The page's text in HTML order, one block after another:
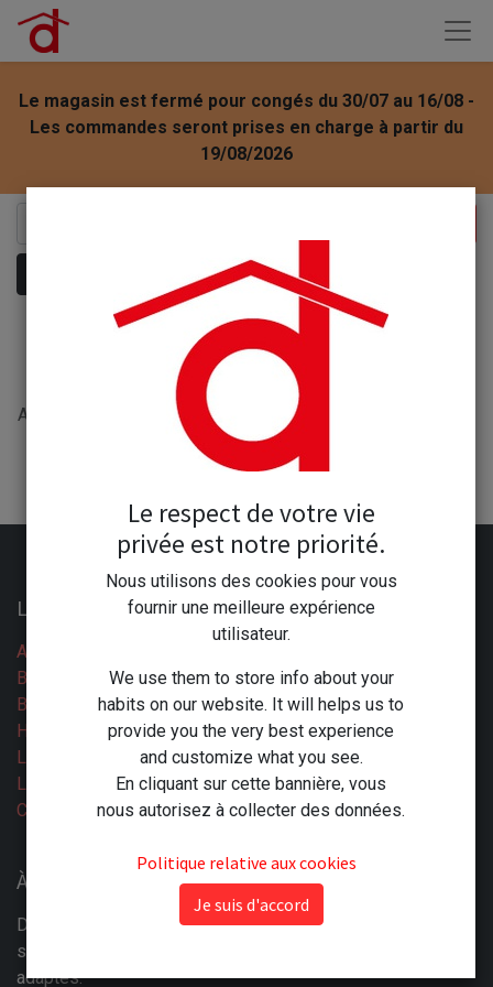
Le magasin est fermé pour congés du 30/07 au 16/08 -
Les commandes seront prises en charge à partir du
19/08/2026
Montrer les catégories
Aucun article défini
Aucun article défini dans la catégorie "
/ Cuir chaussures / Creme renovatrice
Liens utiles
Accueil
Boutique
Blog
Horaires
Légal
Les CGV
Contactez-nous
À propos : La compétence à votre Service
Depuis plus de 60 ans la Droguerie Moderne trouve des
solutions pour ses clients en leur proposant les produits
adaptés.
Le respect de votre vie
privée est notre priorité.
Nous utilisons des cookies pour vous
fournir une meilleure expérience
utilisateur.
We use them to store info about your
habits on our website. It will helps us to
provide you the very best experience
and customize what you see.
En cliquant sur cette bannière, vous
nous autorisez à collecter des données.
Politique relative aux cookies
Je suis d'accord